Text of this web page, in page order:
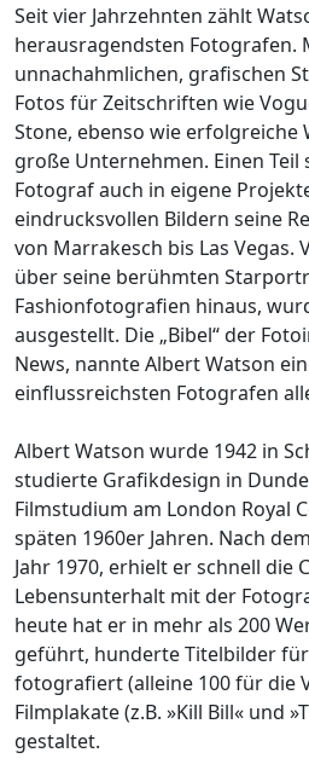
Seit vier Jahrzehnten zählt
herausragendsten Fotografen.
unnachahmlichen, grafischen
Fotos für Zeitschriften wie
Stone, ebenso wie
große Unternehmen. Einen
Fotograf auch in eigene
eindrucksvollen Bildern seine
von Marrakesch bis Las Vegas.
über seine berühmten
Fashionfotografien hinaus,
ausgestellt. Die „Bibel“ der
News, nannte Albert Watson
einflussreichsten Fotografen
Albert Watson wurde 1942 in
studierte Grafikdesign in
Filmstudium am London Royal
späten 1960er Jahren. Nach
Jahr 1970, erhielt er schnell die
Lebensunterhalt mit der
heute hat er in mehr als 200
geführt, hunderte Titelbilder
fotografiert (alleine 100 für die
Filmplakate (z.B. »Kill Bill« und
gestaltet.